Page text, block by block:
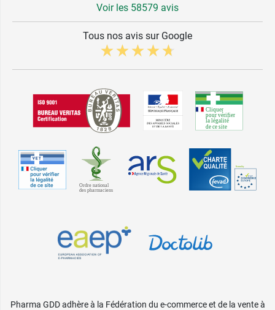
Voir les 58579 avis
Tous nos avis sur Google
Pharma GDD adhère à la Fédération du e-commerce et de la vente à